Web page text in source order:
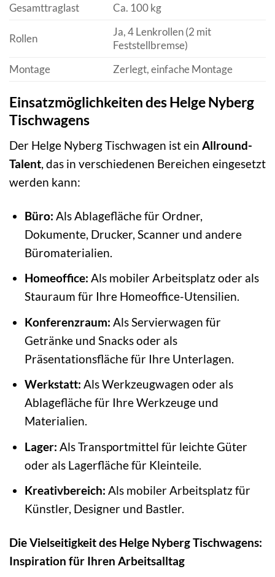
Gesamttraglast
Ca. 100 kg
Rollen
Ja, 4 Lenkrollen (2 mit
Feststellbremse)
Montage
Zerlegt, einfache Montage
Einsatzmöglichkeiten des Helge Nyberg
Tischwagens
Der Helge Nyberg Tischwagen ist ein Allround-
Talent, das in verschiedenen Bereichen eingesetzt
werden kann:
Büro: Als Ablagefläche für Ordner,
Dokumente, Drucker, Scanner und andere
Büromaterialien.
Homeoffice: Als mobiler Arbeitsplatz oder als
Stauraum für Ihre Homeoffice-Utensilien.
Konferenzraum: Als Servierwagen für
Getränke und Snacks oder als
Präsentationsfläche für Ihre Unterlagen.
Werkstatt: Als Werkzeugwagen oder als
Ablagefläche für Ihre Werkzeuge und
Materialien.
Lager: Als Transportmittel für leichte Güter
oder als Lagerfläche für Kleinteile.
Kreativbereich: Als mobiler Arbeitsplatz für
Künstler, Designer und Bastler.
Die Vielseitigkeit des Helge Nyberg Tischwagens:
Inspiration für Ihren Arbeitsalltag